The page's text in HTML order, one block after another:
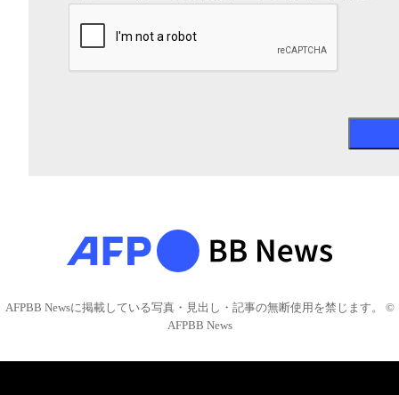
AFPBB Newsに掲載している写真・見出し・記事の無断使用を禁じます。 ©
AFPBB News